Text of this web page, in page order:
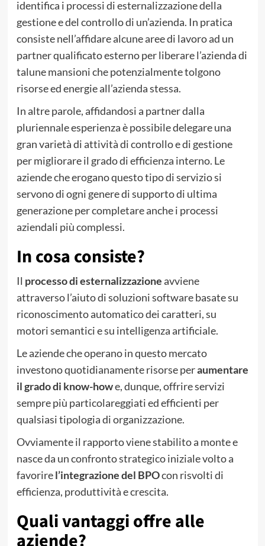
identifica i processi di esternalizzazione della
gestione e del controllo di un’azienda. In pratica
consiste nell’affidare alcune aree di lavoro ad un
partner qualificato esterno per liberare l’azienda di
talune mansioni che potenzialmente tolgono
risorse ed energie all’azienda stessa.
In altre parole, affidandosi a partner dalla
pluriennale esperienza è possibile delegare una
gran varietà di attività di controllo e di gestione
per migliorare il grado di efficienza interno. Le
aziende che erogano questo tipo di servizio si
servono di ogni genere di supporto di ultima
generazione per completare anche i processi
aziendali più complessi.
In cosa consiste?
Il processo di esternalizzazioneavviene
attraverso l’aiuto di soluzioni software basate su
riconoscimento automatico dei caratteri, su
motori semantici e su intelligenza artificiale.
Le aziende che operano in questo mercato
investono quotidianamente risorse peraumentare
il grado di know-howe, dunque, offrire servizi
sempre più particolareggiati ed efficienti per
qualsiasi tipologia di organizzazione.
Ovviamente il rapporto viene stabilito a monte e
nasce da un confronto strategico iniziale volto a
favorirel’integrazione del BPOcon risvolti di
efficienza, produttività e crescita.
Quali vantaggi offre alle